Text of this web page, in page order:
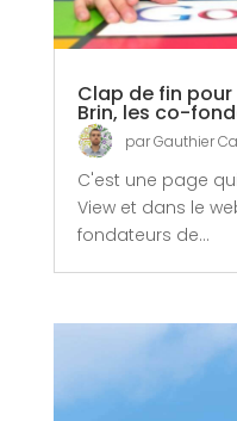
Clap de fin pour
Brin, les co-
parGauthier
C'est une page
View et dans le
fondateurs de...